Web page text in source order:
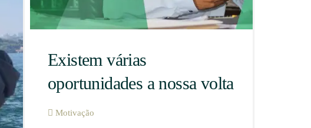
Existem várias
oportunidades a nossa volta
Motivação